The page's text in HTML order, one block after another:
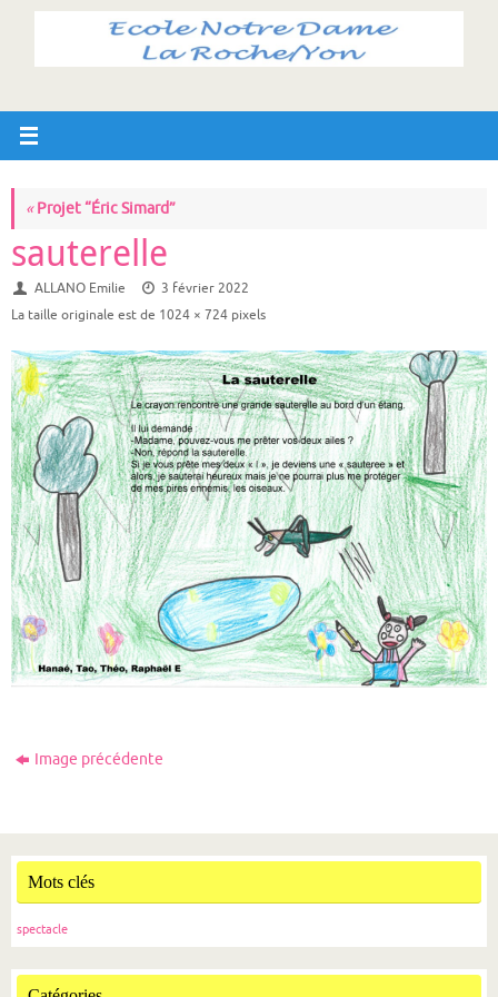
Passer
«Projet “Éric Simard”
sauterelle
ALLANO Emilie
3 février 2022
La taille originale est de 1024 × 724 pixels
Image précédente
Mots clés
spectacle